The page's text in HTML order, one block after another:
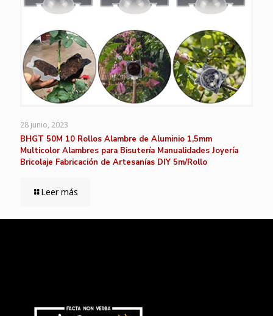
28 junio, 2023
BHGT 50M 10 Rollos Alambre de Aluminio 1,5mm
Multicolor Alambres para Bisutería Manualidades Joyería
Bricolaje Fabricación de Artesanías DIY 5m/Rollo
Leer más